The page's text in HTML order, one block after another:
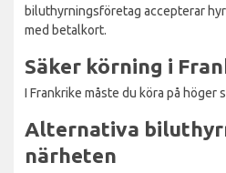
biluthyrningsföretag accepterar
med betalkort.
Säker körning i
I Frankrike måste du köra på höger
Alternativa
närheten